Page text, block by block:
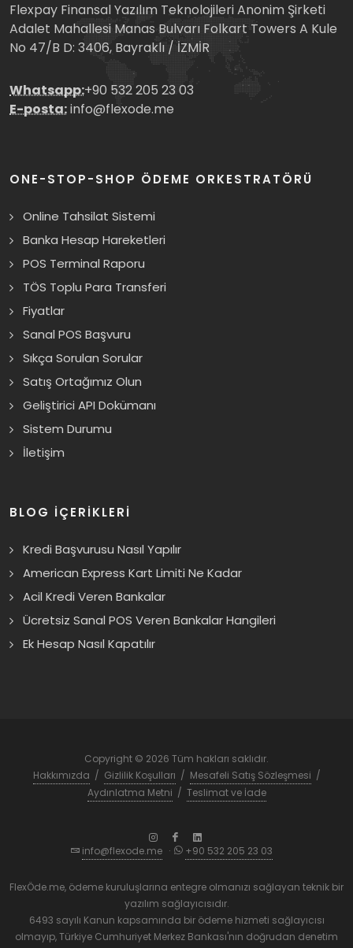
Flexpay Finansal Yazılım Teknolojileri Anonim Şirketi
Adalet Mahallesi Manas Bulvarı Folkart Towers A Kule
No 47/B D: 3406, Bayraklı / İZMİR
Whatsapp:+90 532 205 23 03
E-posta:info@flexode.me
ONE-STOP-SHOP ÖDEME ORKESTRATÖRÜ
Online Tahsilat Sistemi
Banka Hesap Hareketleri
POS Terminal Raporu
TÖS Toplu Para Transferi
Fiyatlar
Sanal POS Başvuru
Sıkça Sorulan Sorular
Satış Ortağımız Olun
Geliştirici API Dokümanı
Sistem Durumu
İletişim
BLOG İÇERİKLERİ
Kredi Başvurusu Nasıl Yapılır
American Express Kart Limiti Ne Kadar
Acil Kredi Veren Bankalar
Ücretsiz Sanal POS Veren Bankalar Hangileri
Ek Hesap Nasıl Kapatılır
Copyright © 2026 Tüm hakları saklıdır.
Hakkımızda / Gizlilik Koşulları / Mesafeli Satış Sözleşmesi /
Aydınlatma Metni / Teslimat ve İade
info@flexode.me · +90 532 205 23 03
FlexÖde.me, ödeme kuruluşlarına entegre olmanızı sağlayan teknik bir
yazılım sağlayıcısıdır.
6493 sayılı Kanun kapsamında bir ödeme hizmeti sağlayıcısı
olmayıp, Türkiye Cumhuriyet Merkez Bankası'nın doğrudan denetim